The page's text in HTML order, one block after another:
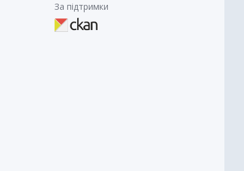
За підтримки